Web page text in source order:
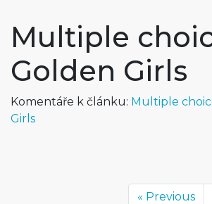
Multiple
Golden Girls
Komentáře k článku: Multiple
Girls
« Previous